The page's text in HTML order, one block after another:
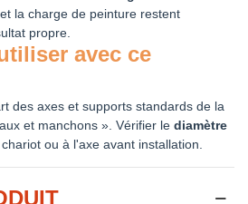
la charge de peinture restent
propre.
avec ce
des axes et supports standards de la
et manchons ». Vérifier le diamètre
ou à l'axe avant installation.